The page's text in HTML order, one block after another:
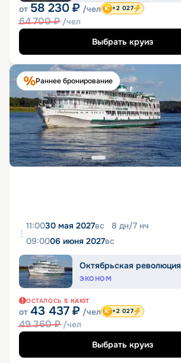
от 58 230 ₽ /чел
64 700₽ /чел
+2 027
Выбрать круиз
Раннее бронирование
11:0030 мая 2027вс 8 дн/7 нч
09:0006 июня 2027вс
Октябрьская революция
ЭКОНОМ
ОСТАЛОСЬ 5 КАЮТ
от 43 437 ₽ /чел
49 360₽ /чел
+2 027
Выбрать круиз